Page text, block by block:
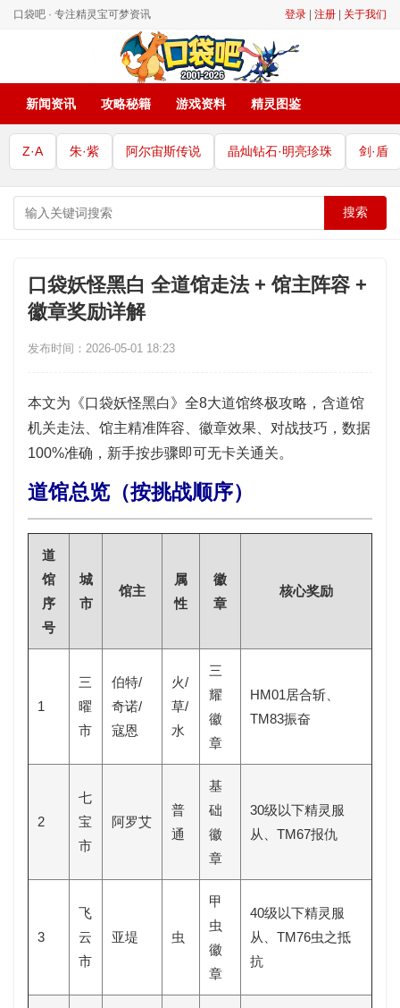
口袋吧 · 专注精灵宝可梦资讯 登录 注册 关于我们
新闻资讯 攻略秘籍 游戏资料 精灵图鉴
Z·A 朱·紫 阿尔宙斯传说 晶灿钻石·明亮珍珠 剑·盾
搜索
口袋妖怪黑白 全道馆走法 + 馆主阵容 +
徽章奖励详解
发布时间：2026-05-01 18:23
本文为《口袋妖怪黑白》全8大道馆终极攻略，含道馆
机关走法
馆主精准阵容 徽章效果 对战技巧 ，数据
100%准确，新手按步骤即可无卡关通关。
道馆总览（按挑战顺序）
道
馆
序
号
城
市
馆主
属
性
徽
章
核心奖励
1
三
曜
市
伯特/
奇诺/
寇恩
火/
草/
水
三
耀
徽
章
HM01居合斩、
TM83振奋
2
七
宝
市
阿罗艾
普
通
基
础
徽
章
30级以下精灵服
从、TM67报仇
3
飞
云
市
亚堤 虫
甲
虫
徽
章
40级以下精灵服
从、TM76虫之抵
抗